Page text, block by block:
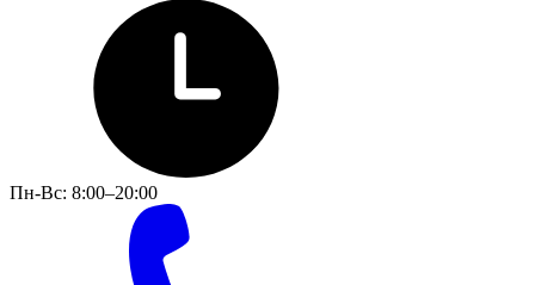
Пн-Вс: 8:00–20:00